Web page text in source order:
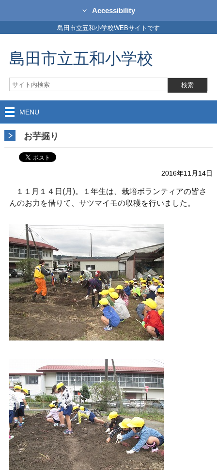
Accessibility
島田市立五和小学校WEBサイトです
島田市立五和小学校
MENU
お芋掘り
2016年11月14日
１１月１４日(月)。１年生は、栽培ボランティアの皆さ
んのお力を借りて、サツマイモの収穫を行いました。